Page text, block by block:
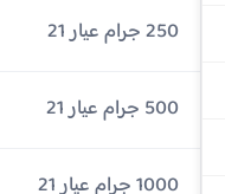
250 جرام عيار 21
500 جرام عيار 21
1000 جرام عيار 21